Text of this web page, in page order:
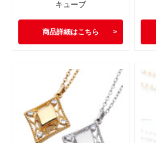
キューブ
商品詳細はこちら